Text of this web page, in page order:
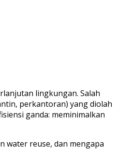
lingkungan. Salah
perkantoran) yang diolah
ganda: meminimalkan
water reuse, dan mengapa